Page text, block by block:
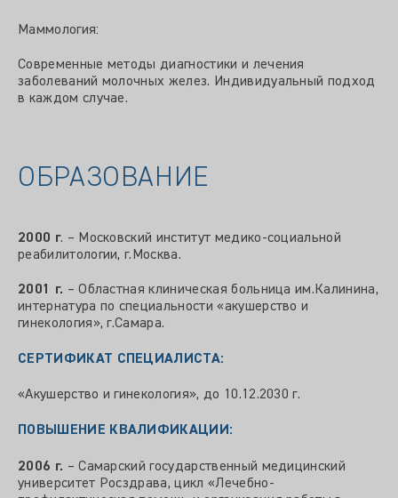
Маммология:
Современные методы диагностики и лечения
заболеваний молочных желез. Индивидуальный подход
в каждом случае.
ОБРАЗОВАНИЕ
2000 г. – Московский институт медико-социальной
реабилитологии, г.Москва.
2001 г. – Областная клиническая больница им.Калинина,
интернатура по специальности «акушерство и
гинекология», г.Самара.
СЕРТИФИКАТ СПЕЦИАЛИСТА:
«Акушерство и гинекология», до 10.12.2030 г.
ПОВЫШЕНИЕ КВАЛИФИКАЦИИ:
2006 г. – Самарский государственный медицинский
университет Росздрава, цикл «Лечебно-